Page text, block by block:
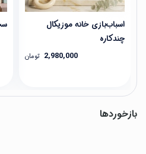
اسباب‌بازی خانه موزیکال
چندکاره
2,980,000 تومان
بازخوردها